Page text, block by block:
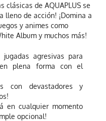
clásicas de AQUAPLUS se
lleno de acción! ¡Domina a
y animes como
Album y muchos más!
agresivas para
plena forma con el
con devastadores y
en cualquier momento
opcional!